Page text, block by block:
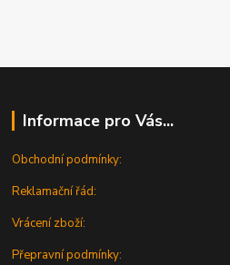
Informace pro Vás...
Obchodní podmínky:
Reklamační řád:
Vrácení zboží:
Přepravní podmínky: